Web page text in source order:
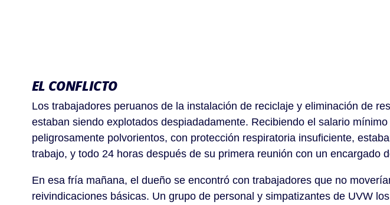
EL CONFLICTO
Los trabajadores peruanos de la instalación de reciclaje y eliminación de
estaban siendo explotados despiadadamente. Recibiendo el salario
peligrosamente polvorientos, con protección respiratoria insuficiente,
trabajo, y todo 24 horas después de su primera reunión con un encargado
En esa fría mañana, el dueño se encontró con trabajadores que no
reivindicaciones básicas. Un grupo de personal y simpatizantes de UVW